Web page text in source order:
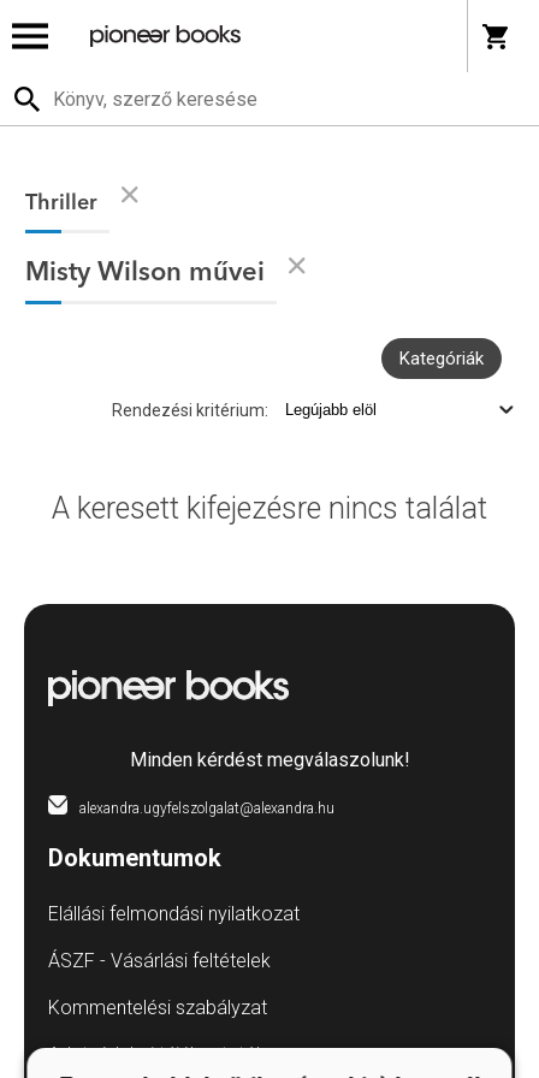
Thriller
Misty Wilson művei
Kategóriák
Rendezési kritérium:
A keresett kifejezésre nincs találat
Minden kérdést megválaszolunk!
alexandra.ugyfelszolgalat@alexandra.hu
Dokumentumok
Elállási felmondási nyilatkozat
ÁSZF - Vásárlási feltételek
Kommentelési szabályzat
Adatvédelmi tájékoztatók